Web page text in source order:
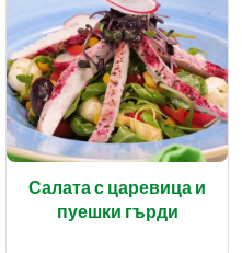
Салата с царевица и
пуешки гърди